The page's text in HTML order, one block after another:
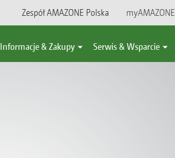
Zespół AMAZONE Polska myAMAZONE
Informacje & Zakupy Serwis & Wsparcie